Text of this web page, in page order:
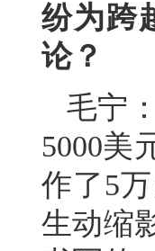
纷为跨
论？
毛宁
5000美
作了5
生动缩